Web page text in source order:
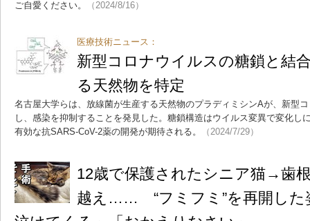
ご自愛ください。 （2024/8/16）
医療技術ニュース：
新型コロナウイルスの糖鎖と結
る天然物を特定
名古屋大学らは、放線菌が生産する天然物のプラディミシンAが、新型
し、感染を抑制することを発見した。糖鎖構造はウイルス変異で変化し
有効な抗SARS-CoV-2薬の開発が期待される。
（2024/7/29）
12歳で保護されたシニア猫→歯
越え…… “フミフミ”を再開した